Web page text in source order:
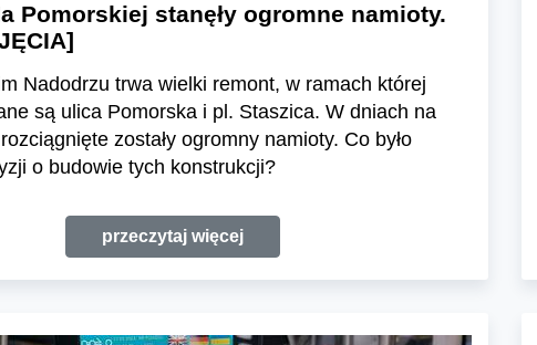
Pomorskiej stanęły ogromne namioty.
Nadodrzu trwa wielki remont, w ramach której
są ulica Pomorska i pl. Staszica. W dniach na
zostały ogromny namioty. Co było
o budowie tych konstrukcji?
przeczytaj więcej